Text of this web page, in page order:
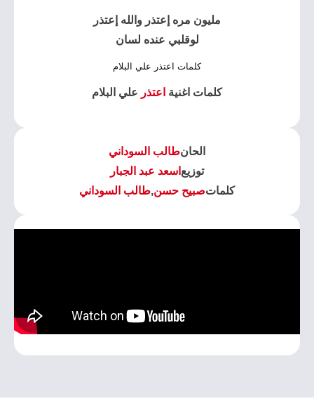
مليون مره إعتذر والله إعتذر
لوقلبي عنده لسان
كلمات اعتذر علي البلام
كلمات اغنية اعتذر علي البلام
الحانطالب السوداني
توزيع اسعد عبد الجبار
كلماتصبيح حسن,طالب السوداني